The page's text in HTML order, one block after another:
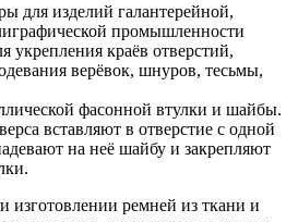
для изделий галантерейной,
промышленности
укрепления краёв отверстий,
верёвок, шнуров, тесьмы,
фасонной втулки и шайбы.
вставляют в отверстие с одной
на неё шайбу и закрепляют
ремней из ткани и